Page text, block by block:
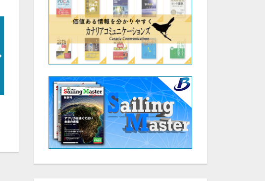
48:34
川添良幸氏_第10回伊達な大学院セミナー
13:07
湯田恵美氏_第10回伊達な大学院セミナー